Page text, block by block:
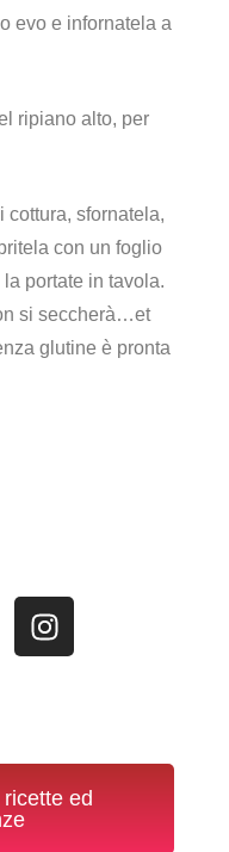
evo e infornatela a
ripiano alto, per
cottura, sfornatela,
con un foglio
portate in tavola.
si seccherà…et
glutine è pronta
ed